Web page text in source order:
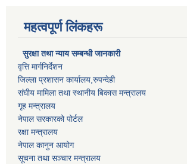
महत्वपूर्ण लिंकहरू
सुरक्षा तथा न्याय सम्बन्धी जानकारी
वृत्ति मार्गनिर्देशन
जिल्ला प्रशासन कार्यालय,रुपन्देही
संघीय मामिला तथा स्थानीय बिकास मन्त्रालय
गृह मन्त्रालय
नेपाल सरकारको पोर्टल
रक्षा मन्त्रालय
नेपाल कानुन आयोग
सूचना तथा सञ्चार मन्त्रालय